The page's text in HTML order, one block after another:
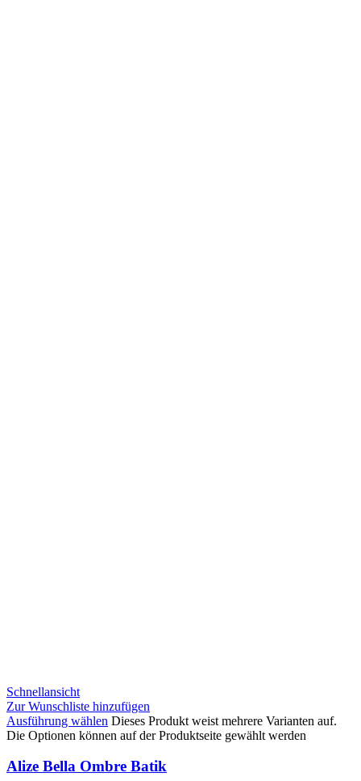
Schnellansicht
Zur Wunschliste hinzufügen
Ausführung wählen Dieses Produkt weist mehrere Varianten auf.
Die Optionen können auf der Produktseite gewählt werden
Alize Bella Ombre Batik